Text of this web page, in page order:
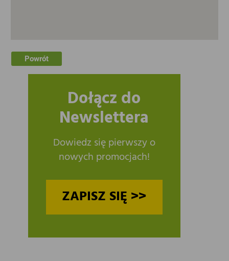
Powrót
Dołącz do
Newslettera
Dowiedz się pierwszy o
nowych promocjach!
ZAPISZ SIĘ >>